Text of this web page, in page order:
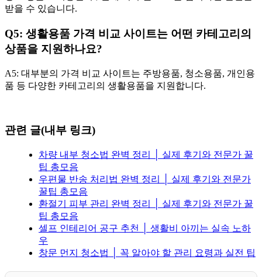
받을 수 있습니다.
Q5: 생활용품 가격 비교 사이트는 어떤 카테고리의
상품을 지원하나요?
A5: 대부분의 가격 비교 사이트는 주방용품, 청소용품, 개인용
품 등 다양한 카테고리의 생활용품을 지원합니다.
관련 글(내부 링크)
차량 내부 청소법 완벽 정리 │ 실제 후기와 전문가 꿀
팁 총모음
우편물 반송 처리법 완벽 정리 │ 실제 후기와 전문가
꿀팁 총모음
환절기 피부 관리 완벽 정리 │ 실제 후기와 전문가 꿀
팁 총모음
셀프 인테리어 공구 추천 │ 생활비 아끼는 실속 노하
우
창문 먼지 청소법 │ 꼭 알아야 할 관리 요령과 실전 팁